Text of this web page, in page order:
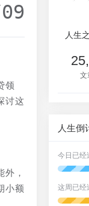
领
讨这
，
小额
人生
文
人生倒
今日已经
这周已经